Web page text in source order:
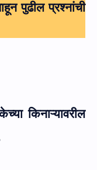
पुढील प्रश्नांची
किनाऱ्यावरील